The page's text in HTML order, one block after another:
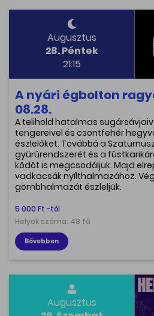
Augusztus
28. Péntek
21:15
A nyári égbolton
08.28.
A telihold hatalmas
tengereivel és csontfehér
észlelőket. Továbbá a
gyűrűrendszerét és a
ködöt is megcsodáljuk. Majd
vadkacsák nyílthalmazához.
gömbhalmazát észleljük.
5 000 Ft -tól
Helyek száma: 48 fő
Bővebben
Augusztus